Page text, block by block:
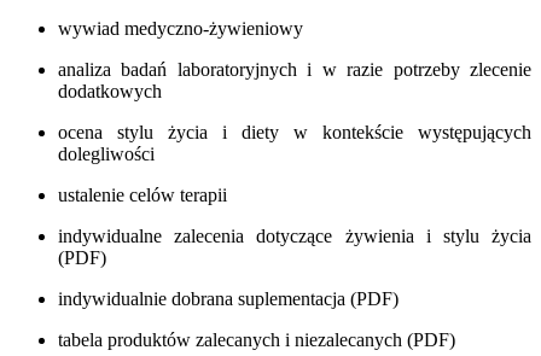
wywiad medyczno-żywieniowy
analiza badań laboratoryjnych i w razie potrzeby zlecenie
dodatkowych
ocena stylu życia i diety w kontekście występujących
dolegliwości
ustalenie celów terapii
indywidualne zalecenia dotyczące żywienia i stylu życia
(PDF)
indywidualnie dobrana suplementacja (PDF)
tabela produktów zalecanych i niezalecanych (PDF)